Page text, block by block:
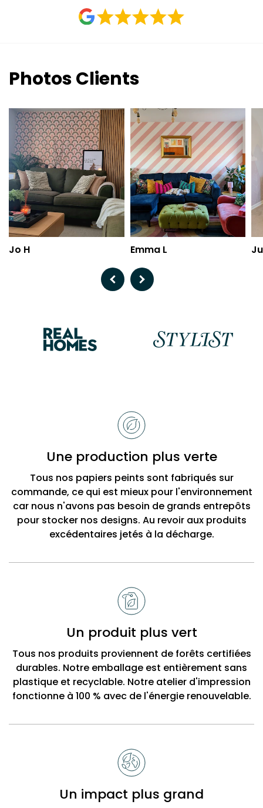
Photos Clients
Jo H Emma L
PreviousNext
BobbiUne production plus verte
Tous nos papiers peints sont fabriqués sur
commande, ce qui est mieux pour l'environnement
car nous n'avons pas besoin de grands entrepôts
pour stocker nos designs. Au revoir aux produits
excédentaires jetés à la décharge.
Un produit plus vert
Tous nos produits proviennent de forêts certifiées
durables. Notre emballage est entièrement sans
plastique et recyclable. Notre atelier d'impression
fonctionne à 100 % avec de l'énergie renouvelable.
Un impact plus grand